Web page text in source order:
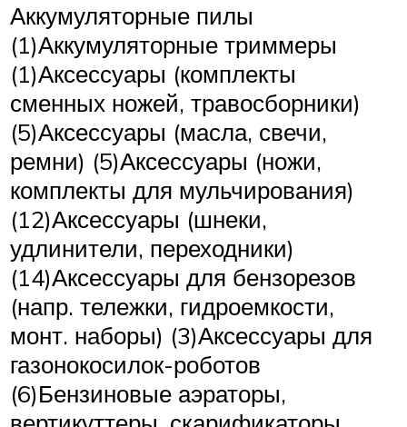
Аккумуляторные пилы
(1)Аккумуляторные триммеры
(1)Аксессуары (комплекты
сменных ножей, травосборники)
(5)Аксессуары (масла, свечи,
ремни) (5)Аксессуары (ножи,
комплекты для мульчирования)
(12)Аксессуары (шнеки,
удлинители, переходники)
(14)Аксессуары для бензорезов
(напр. тележки, гидроемкости,
монт. наборы) (3)Аксессуары для
газонокосилок-роботов
(6)Бензиновые аэраторы,